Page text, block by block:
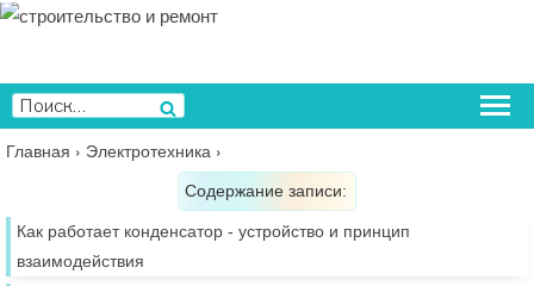
Перейти
содержимому
Искать:
Поиск
Главная › Электротехника ›
Содержание записи:
Как работает конденсатор - устройство и принцип
взаимодействия